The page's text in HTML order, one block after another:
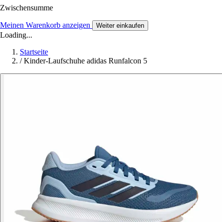
Zwischensumme
Meinen Warenkorb anzeigen Weiter einkaufen
Loading...
Startseite
/ Kinder-Laufschuhe adidas Runfalcon 5